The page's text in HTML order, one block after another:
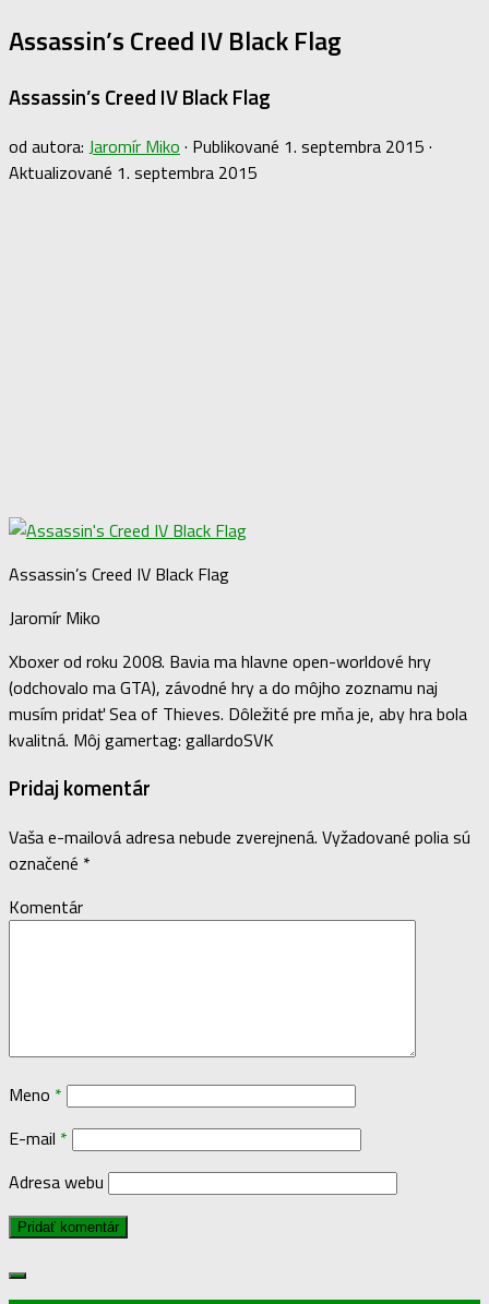
Assassin’s Creed IV Black Flag
Assassin’s Creed IV Black Flag
od autora: Jaromír Miko · Publikované 1. septembra 2015 ·
Aktualizované 1. septembra 2015
Assassin’s Creed IV Black Flag
Jaromír Miko
Xboxer od roku 2008. Bavia ma hlavne open-worldové hry
(odchovalo ma GTA), závodné hry a do môjho zoznamu naj
musím pridať Sea of Thieves. Dôležité pre mňa je, aby hra bola
kvalitná. Môj gamertag: gallardoSVK
Pridaj komentár
Vaša e-mailová adresa nebude zverejnená. Vyžadované polia sú
označené *
Komentár
Meno *
E-mail *
Adresa webu